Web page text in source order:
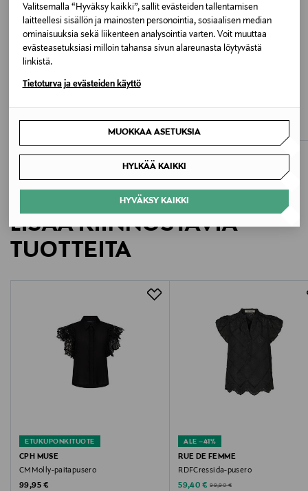
Valitsemalla “Hyväksy kaikki”, sallit evästeiden tallentamisen
laitteellesi sisällön ja mainosten personointia, sosiaalisen median
ominaisuuksia sekä liikenteen analysointia varten. Voit muuttaa
evästeasetuksiasi milloin tahansa sivun alareunasta löytyvästä
linkistä.
Tietoturva ja evästeiden käyttö
MUOKKAA ASETUKSIA
HYLKÄÄ KAIKKI
HYVÄKSY KAIKKI
240 BRIGHT WHITE
Valmistusmaa
Kiina
10910147
Gestuz A/S, Hammershusgade 15, 2100 Copenhagen
Ø, Denmark
Avainsanat
Gestuz, t-paita, trikoopaita, puuvillapaita, naisten
paita, neulepaita
ETUKUPONKITUOTE
Discounted Price
53,90 €
LISÄÄ KIINNOSTAVIA
TUOTTEITA
ETUKUPONKITUOTE
CPH MUSE
CMMolly-paitapusero
Original Price
99,95 €
ALE –41%
RUE DE FEMME
RDFCressida-pusero
Discounted Price
59,40 € Original Price
99,90 €